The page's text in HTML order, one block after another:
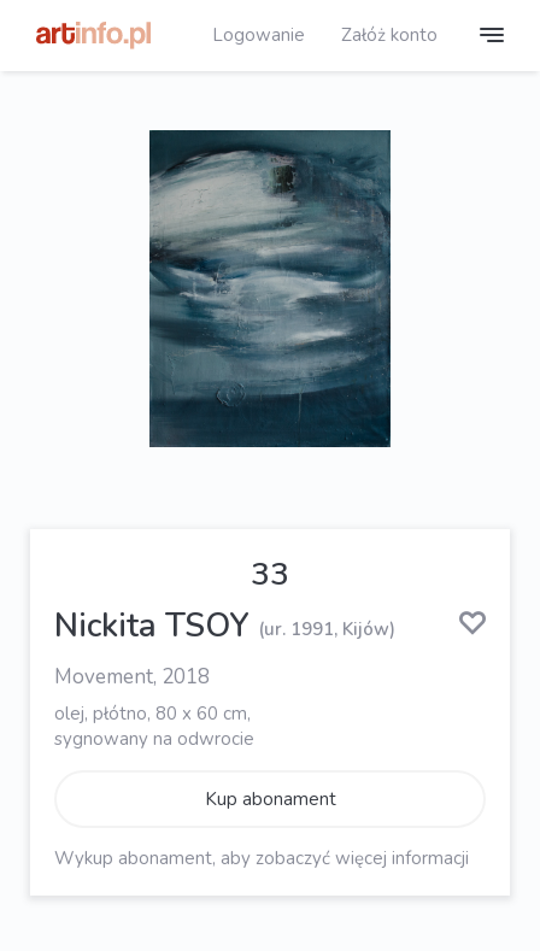
Logowanie Załóż konto
33
Nickita TSOY (ur. 1991, Kijów)
Movement, 2018
olej, płótno, 80 x 60 cm,
sygnowany na odwrocie
Kup abonament
Wykup abonament, aby zobaczyć więcej informacji